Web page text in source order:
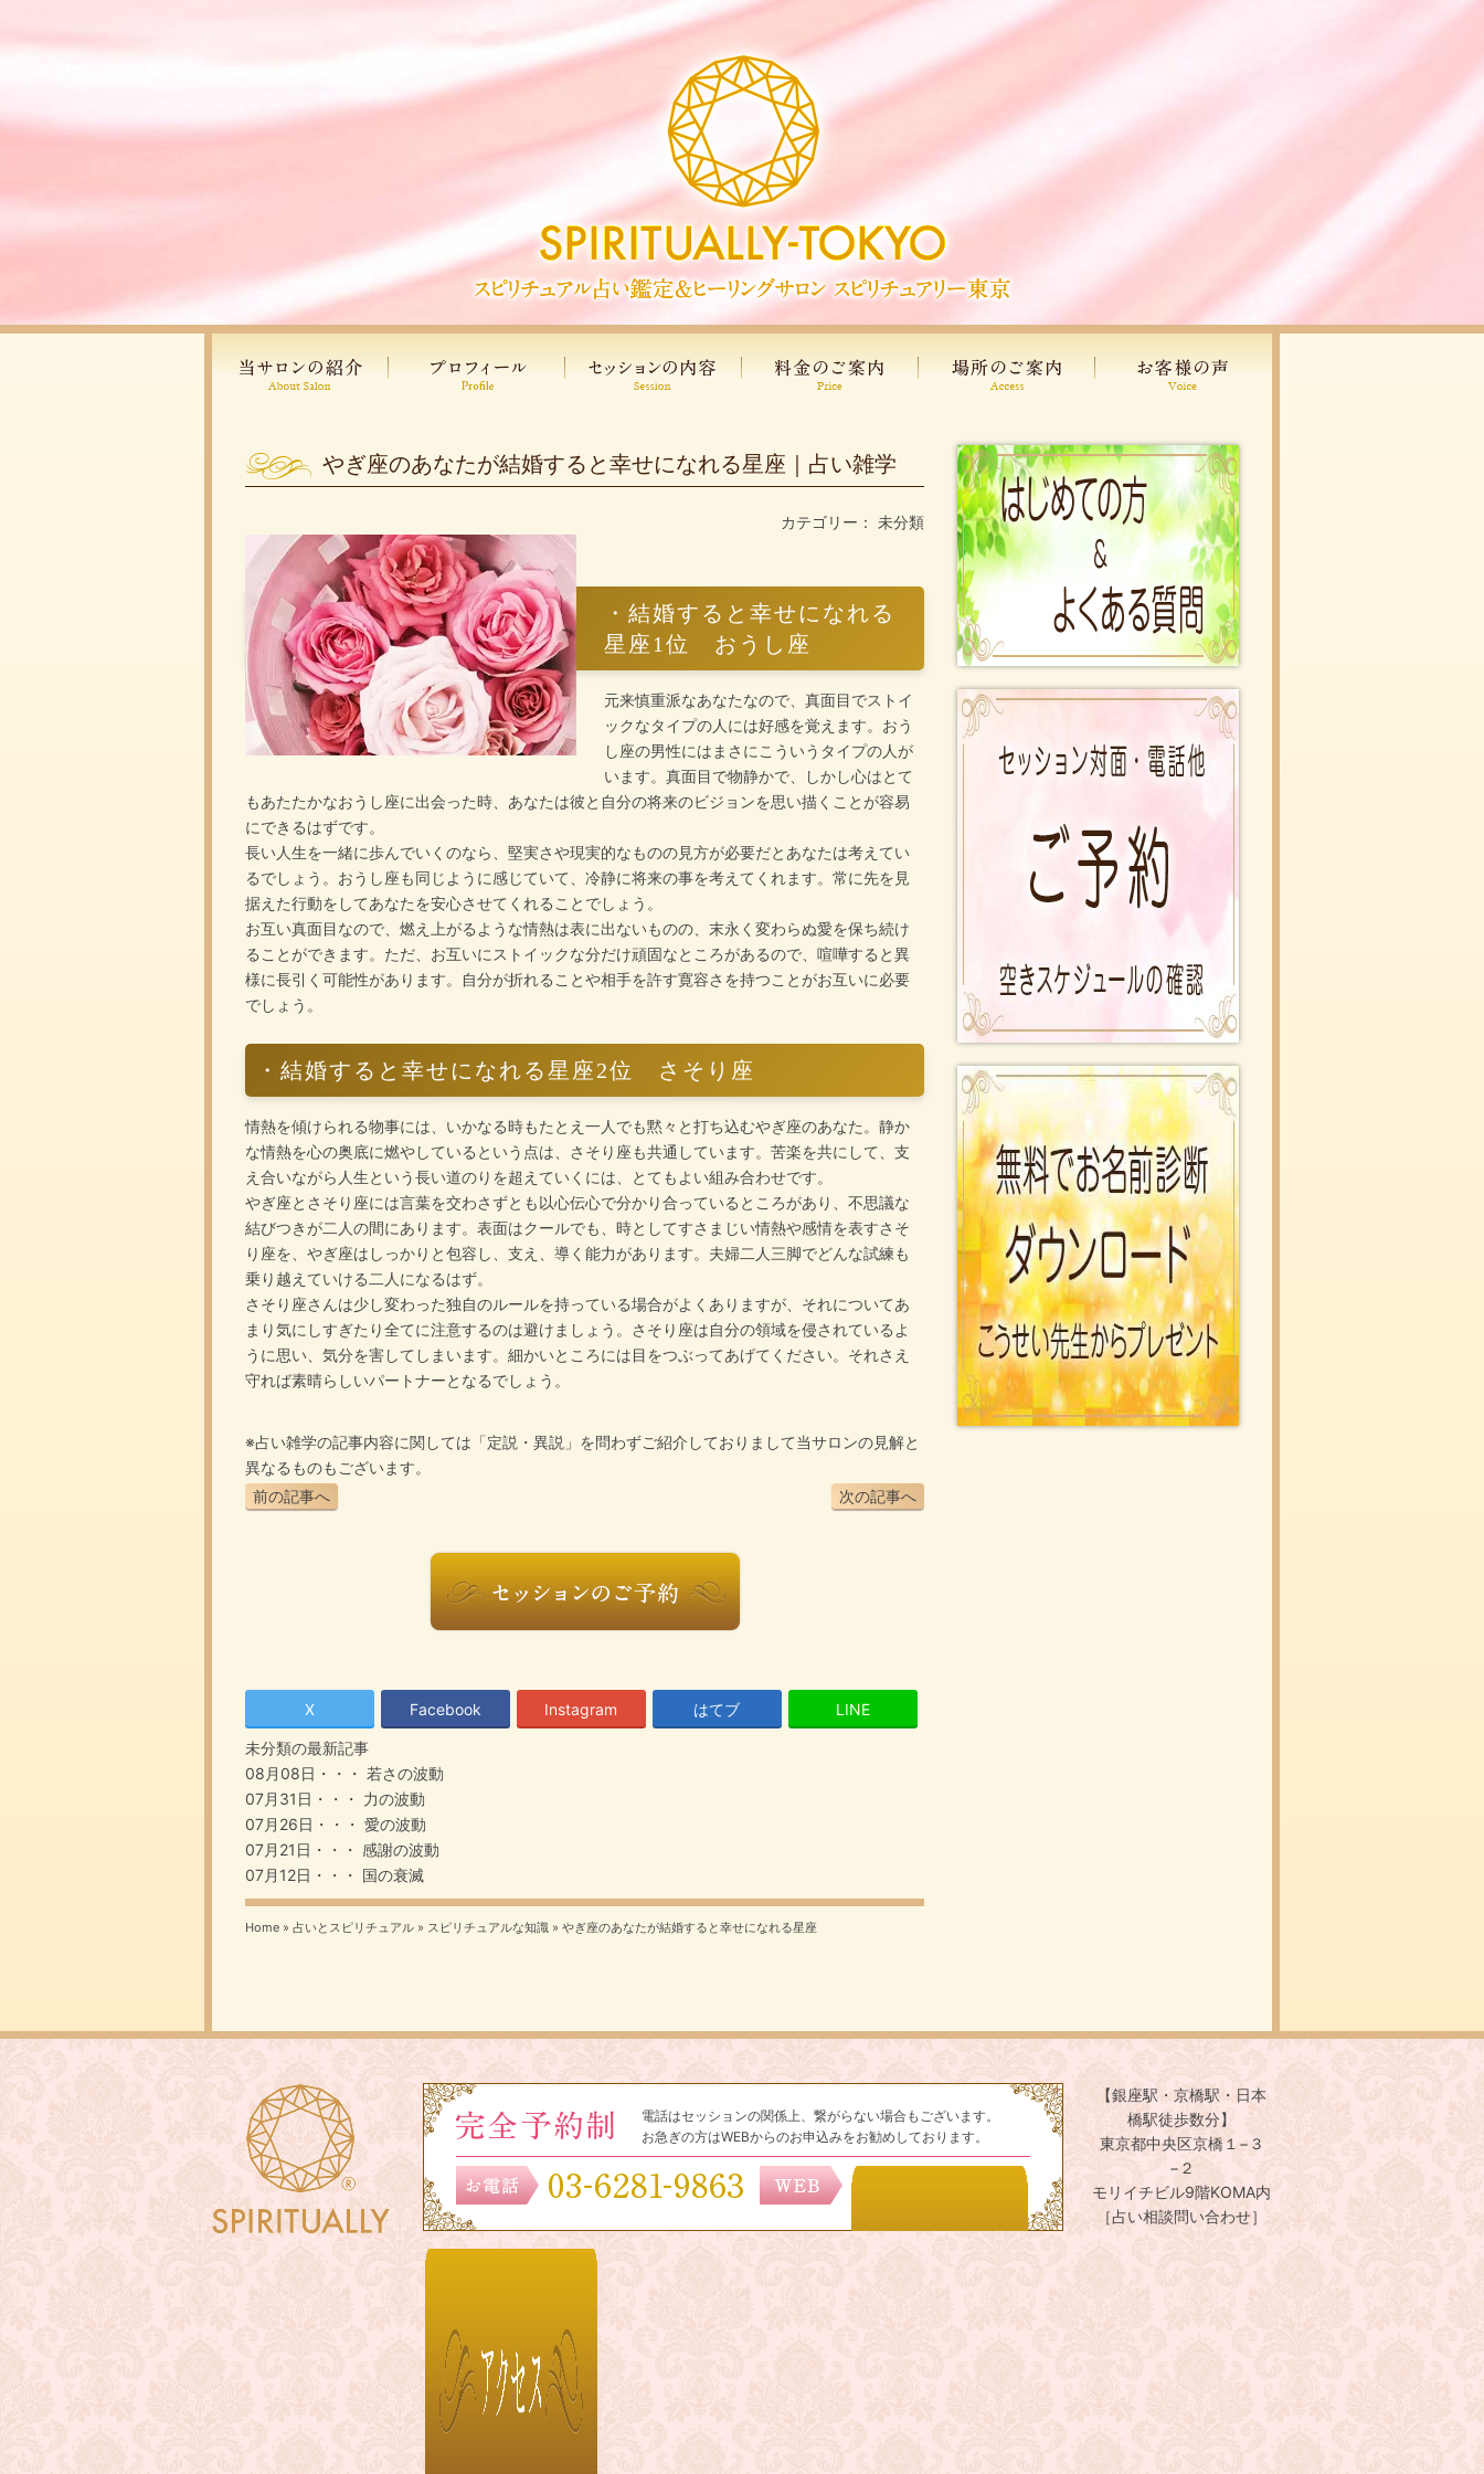
やぎ座のあなたが結婚すると幸せになれる星座｜占い雑学
カテゴリー： 未分類
・結婚すると幸せになれる
星座1位 おうし座
元来慎重派なあなたなので、真面目でストイ
ックなタイプの人には好感を覚えます。おう
し座の男性にはまさにこういうタイプの人が
います。真面目で物静かで、しかし心はとて
もあたたかなおうし座に出会った時、あなたは彼と自分の将来のビジョンを思い描くことが容易
にできるはずです。
長い人生を一緒に歩んでいくのなら、堅実さや現実的なものの見方が必要だとあなたは考えてい
るでしょう。おうし座も同じように感じていて、冷静に将来の事を考えてくれます。常に先を見
据えた行動をしてあなたを安心させてくれることでしょう。
お互い真面目なので、燃え上がるような情熱は表に出ないものの、末永く変わらぬ愛を保ち続け
ることができます。ただ、お互いにストイックな分だけ頑固なところがあるので、喧嘩すると異
様に長引く可能性があります。自分が折れることや相手を許す寛容さを持つことがお互いに必要
でしょう。
・結婚すると幸せになれる星座2位 さそり座
情熱を傾けられる物事には、いかなる時もたとえ一人でも黙々と打ち込むやぎ座のあなた。静か
な情熱を心の奥底に燃やしているという点は、さそり座も共通しています。苦楽を共にして、支
え合いながら人生という長い道のりを超えていくには、とてもよい組み合わせです。
やぎ座とさそり座には言葉を交わさずとも以心伝心で分かり合っているところがあり、不思議な
結びつきが二人の間にあります。表面はクールでも、時としてすさまじい情熱や感情を表すさそ
り座を、やぎ座はしっかりと包容し、支え、導く能力があります。夫婦二人三脚でどんな試練も
乗り越えていける二人になるはず。
さそり座さんは少し変わった独自のルールを持っている場合がよくありますが、それについてあ
まり気にしすぎたり全てに注意するのは避けましょう。さそり座は自分の領域を侵されているよ
うに思い、気分を害してしまいます。細かいところには目をつぶってあげてください。それさえ
守れば素晴らしいパートナーとなるでしょう。
※占い雑学の記事内容に関しては「定説・異説」を問わずご紹介しておりまして当サロンの見解と
異なるものもございます。
次の記事へ
前の記事へ
X Facebook Instagram はてブ LINE
未分類の最新記事
08月08日・・・ 若さの波動
07月31日・・・ 力の波動
07月26日・・・ 愛の波動
07月21日・・・ 感謝の波動
07月12日・・・ 国の衰滅
Home » 占いとスピリチュアル » スピリチュアルな知識 » やぎ座のあなたが結婚すると幸せになれる星座
電話はセッションの関係上、繋がらない場合もございます。
お急ぎの方はWEBからのお申込みをお勧めしております。
【銀座駅・京橋駅・日本
橋駅徒歩数分】
東京都中央区京橋１−３
−２
モリイチビル9階KOMA内
［占い相談問い合わせ］